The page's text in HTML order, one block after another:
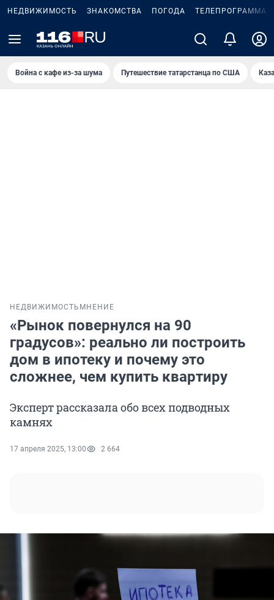
НЕДВИЖИМОСТЬ ЗНАКОМСТВА ПОГОДА ТЕЛЕПРОГРАММА
Война с кафе из-за шума Путешествие татарстанца по США
НЕДВИЖИМОСТЬ МНЕНИЕ
«Рынок повернулся на 90
градусов»: реально ли построить
дом в ипотеку и почему это
сложнее, чем купить квартиру
Эксперт рассказала обо всех подводных
камнях
17 апреля 2025, 13:00 2 664